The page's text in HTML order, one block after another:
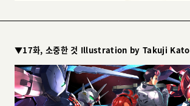
▼17화, 소중한 것 Illustration by Takuji Kato